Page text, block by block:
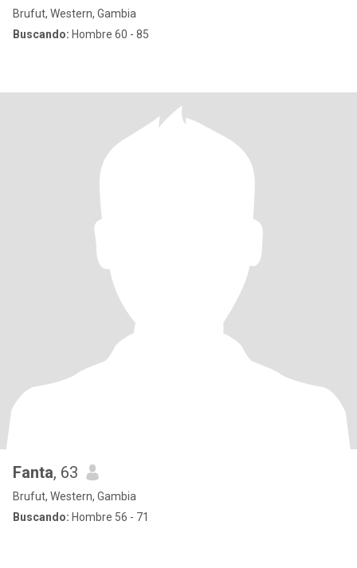
Brufut, Western, Gambia
Buscando: Hombre 60 - 85
Fanta, 63
Brufut, Western, Gambia
Buscando: Hombre 56 - 71